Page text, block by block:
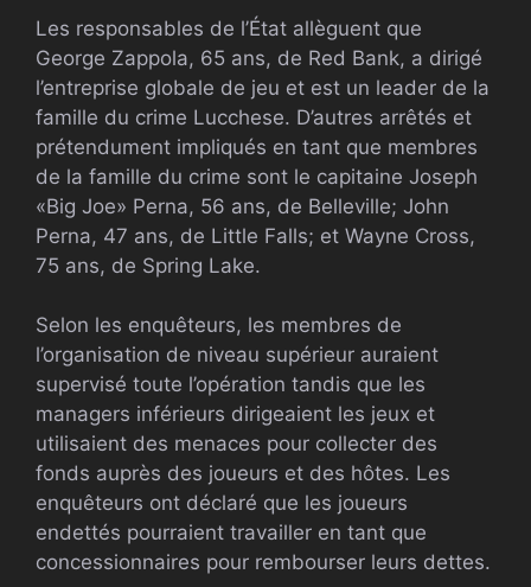
Les responsables de l’État allèguent que
George Zappola, 65 ans, de Red Bank, a dirigé
l’entreprise globale de jeu et est un leader de la
famille du crime Lucchese. D’autres arrêtés et
prétendument impliqués en tant que membres
de la famille du crime sont le capitaine Joseph
«Big Joe» Perna, 56 ans, de Belleville; John
Perna, 47 ans, de Little Falls; et Wayne Cross,
75 ans, de Spring Lake.
Selon les enquêteurs, les membres de
l’organisation de niveau supérieur auraient
supervisé toute l’opération tandis que les
managers inférieurs dirigeaient les jeux et
utilisaient des menaces pour collecter des
fonds auprès des joueurs et des hôtes. Les
enquêteurs ont déclaré que les joueurs
endettés pourraient travailler en tant que
concessionnaires pour rembourser leurs dettes.